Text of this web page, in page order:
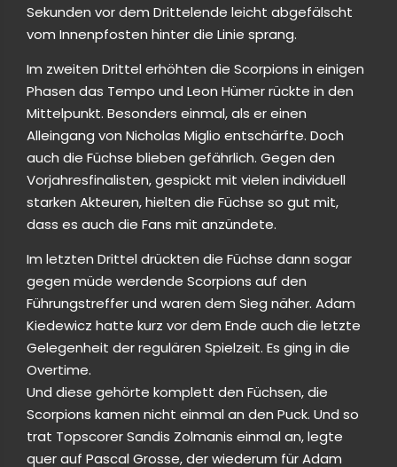
Sekunden vor dem Drittelende leicht abgefälscht
vom Innenpfosten hinter die Linie sprang.
Im zweiten Drittel erhöhten die Scorpions in einigen
Phasen das Tempo und Leon Hümer rückte in den
Mittelpunkt. Besonders einmal, als er einen
Alleingang von Nicholas Miglio entschärfte. Doch
auch die Füchse blieben gefährlich. Gegen den
Vorjahresfinalisten, gespickt mit vielen individuell
starken Akteuren, hielten die Füchse so gut mit,
dass es auch die Fans mit anzündete.
Im letzten Drittel drückten die Füchse dann sogar
gegen müde werdende Scorpions auf den
Führungstreffer und waren dem Sieg näher. Adam
Kiedewicz hatte kurz vor dem Ende auch die letzte
Gelegenheit der regulären Spielzeit. Es ging in die
Overtime.
Und diese gehörte komplett den Füchsen, die
Scorpions kamen nicht einmal an den Puck. Und so
trat Topscorer Sandis Zolmanis einmal an, legte
quer auf Pascal Grosse, der wiederum für Adam